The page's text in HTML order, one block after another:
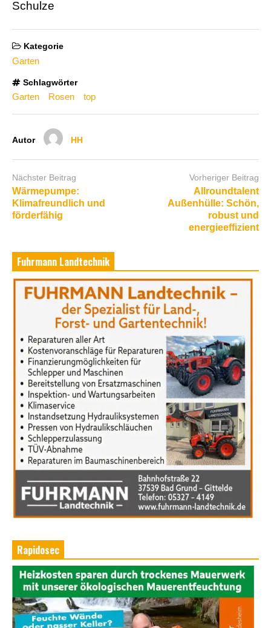
Schulze
Kategorie
Garten
Schlagwörter
Garten Rosen top
Autor HH
Nächster Beitrag
Wärmepumpe:
Klimafreundlich und
förderfähig
Vorheriger Beitrag
Allroundtalent
Außenhülle: Schön,
robust und
energieeffizient
Fuhrmann Landtechnik
Rapidosec